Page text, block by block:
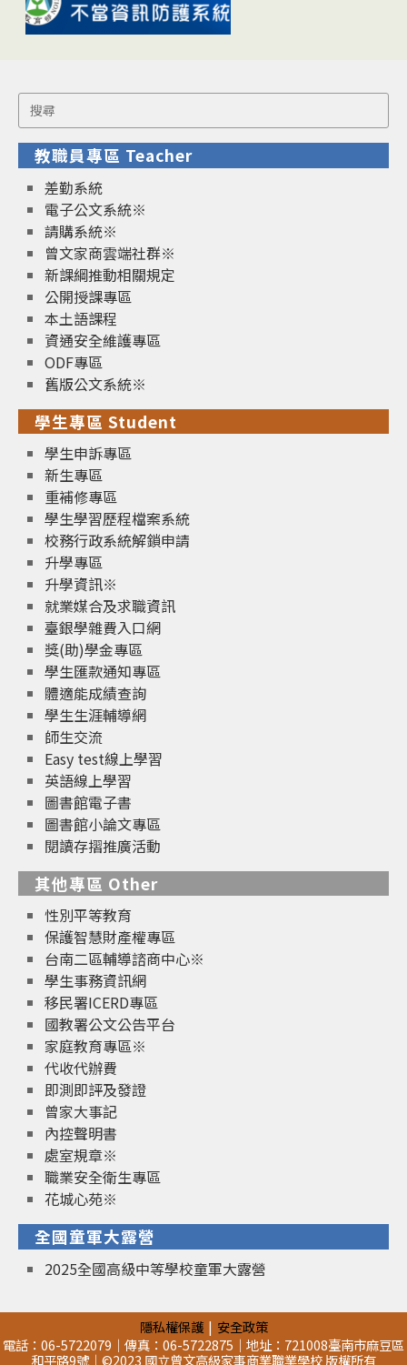
Search
for:
教職員專區 Teacher
差勤系統
電子公文系統※
請購系統※
曾文家商雲端社群※
新課綱推動相關規定
公開授課專區
本土語課程
資通安全維護專區
ODF專區
舊版公文系統※
學生專區 Student
學生申訴專區
新生專區
重補修專區
學生學習歷程檔案系統
校務行政系統解鎖申請
升學專區
升學資訊※
就業媒合及求職資訊
臺銀學雜費入口網
獎(助)學金專區
學生匯款通知專區
體適能成績查詢
學生生涯輔導網
師生交流
Easy test線上學習
英語線上學習
圖書館電子書
圖書館小論文專區
閱讀存摺推廣活動
其他專區 Other
性別平等教育
保護智慧財產權專區
台南二區輔導諮商中心※
學生事務資訊網
移民署ICERD專區
國教署公文公告平台
家庭教育專區※
代收代辦費
即測即評及發證
曾家大事記
內控聲明書
處室規章※
職業安全衛生專區
花城心苑※
全國童軍大露營
2025全國高級中等學校童軍大露營
隱私權保護
安全政策
電話：06-5722079｜傳真：06-5722875｜地址：721008臺南市麻豆區
和平路9號｜©2023 國立曾文高級家事商業職業學校 版權所有